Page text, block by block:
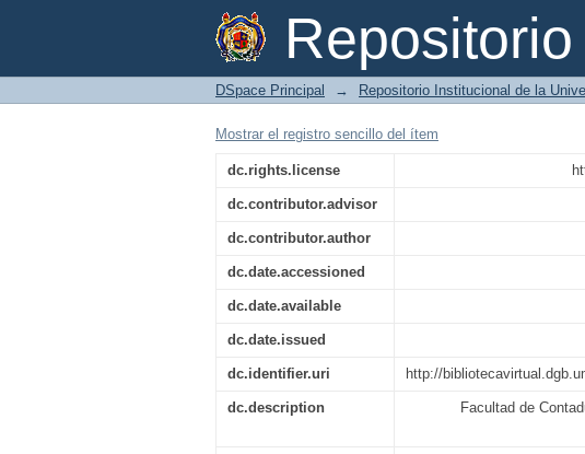
El control interno en la
DSpace Principal → Repositorio Institucional de la
Mostrar el registro sencillo del ítem
dc.rights.license
dc.contributor.advisor
dc.contributor.author
dc.date.accessioned
dc.date.available
dc.date.issued
dc.identifier.uri http://
dc.description
Facultad de